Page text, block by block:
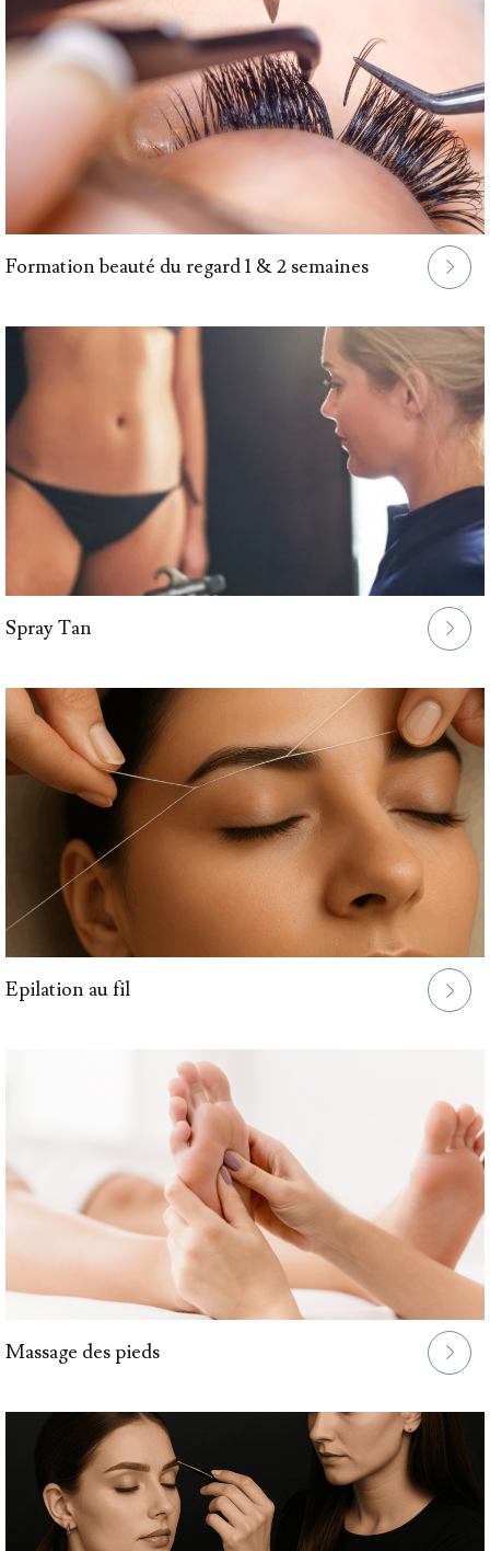
Formation beauté du regard 1 & 2 semaines
Spray Tan
Epilation au fil
Massage des pieds